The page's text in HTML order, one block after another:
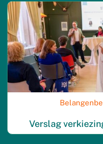
Verslag